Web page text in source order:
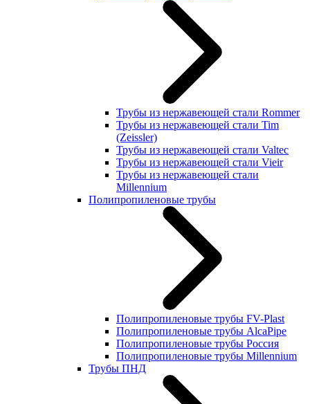
Трубы из нержавеющей стали Rommer
Трубы из нержавеющей стали Tim
(Zeissler)
Трубы из нержавеющей стали Valtec
Трубы из нержавеющей стали Vieir
Трубы из нержавеющей стали
Millennium
Полипропиленовые трубы
Полипропиленовые трубы FV-Plast
Полипропиленовые трубы AlcaPipe
Полипропиленовые трубы Россия
Полипропиленовые трубы Millennium
Трубы ПНД